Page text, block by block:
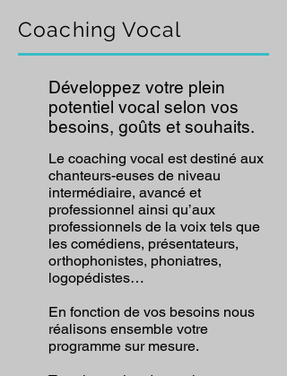
Coaching Vocal
Développez votre plein
potentiel vocal selon vos
besoins, goûts et souhaits.
Le coaching vocal est destiné aux
chanteurs-euses de niveau
intermédiaire, avancé et
professionnel ainsi qu’aux
professionnels de la voix tels que
les comédiens, présentateurs,
orthophonistes, phoniatres,
logopédistes…
En fonction de vos besoins nous
réalisons ensemble votre
programme sur mesure.